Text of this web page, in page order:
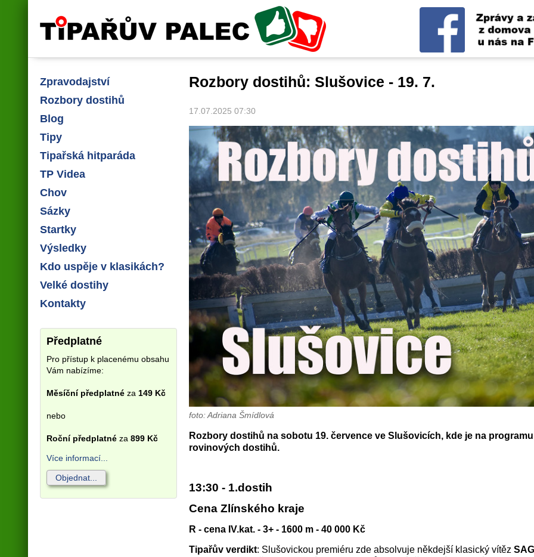
Tipařův palec
Zpravodajství
Rozbory dostihů
Blog
Tipy
Tipařská hitparáda
TP Videa
Chov
Sázky
Startky
Výsledky
Kdo uspěje v klasikách?
Velké dostihy
Kontakty
Předplatné
Pro přístup k placenému obsahu
Vám nabízíme:
Měsíční předplatné za 149 Kč
nebo
Roční předplatné za 899 Kč
Více informací...
Objednat...
Rozbory dostihů: Slušovice - 19. 7.
17.07.2025 07:30
foto: Adriana Šmídlová
Rozbory dostihů na sobotu 19. července ve Slušovicích, kde je na
rovinových dostihů.
13:30 - 1.dostih
Cena Zlínského kraje
R - cena IV.kat. - 3+ - 1600 m - 40 000 Kč
Tipařův verdikt: Slušovickou premiéru zde absolvuje někdejší klasický vítěz